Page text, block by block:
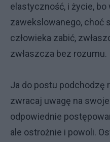
elastyczność, i życie, bo
zawekslowanego, choć
człowieka zabić,
zwłaszcza bez rozumu.
Ja do postu podchodzę
zwracaj uwagę na
odpowiednie
ale ostrożnie i powoli.